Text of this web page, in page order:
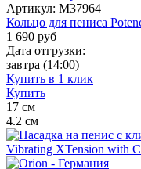
Артикул: M37964
Кольцо для пениса
1 690 руб
Дата отгрузки:
завтра (14:00)
Купить в 1 клик
Купить
17 см
4.2 см